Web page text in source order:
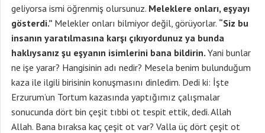
geliyorsa ismi öğrenmiş olursunuz. Meleklere onları, eşyayı
gösterdi.” Melekler onları bilmiyor değil, görüyorlar. “Siz bu
insanın yaratılmasına karşı çıkıyordunuz ya bunda
haklıysanız şu eşyanın isimlerini bana bildirin. Yani bunlar
ne işe yarar? Hangisinin adı nedir? Mesela benim bulunduğum
kaza ile ilgili birisinin konuşmasını dinledim. Dedi ki: İşte
Erzurum’un Tortum kazasında yaptığımız çalışmalar
sonucunda dört bin çeşit tıbbi ot tespit ettik, dedi. Allah
Allah. Bana bıraksa kaç çeşit ot var? Valla üç dört çeşit ot